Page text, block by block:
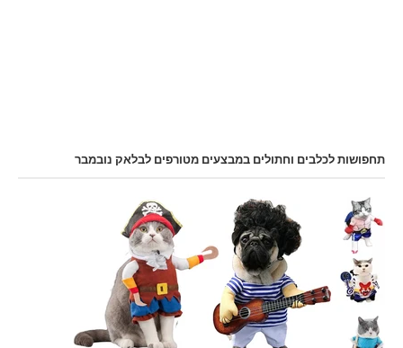
תחפושות לכלבים וחתולים במבצעים מטורפים לבלאק נובמבר